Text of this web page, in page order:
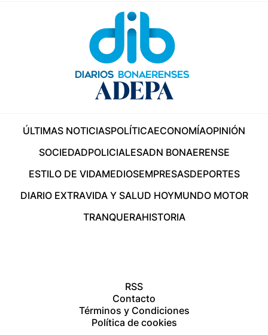
ÚLTIMAS NOTICIASPOLÍTICAECONOMÍAOPINIÓN
SOCIEDADPOLICIALESADN BONAERENSE
ESTILO DE VIDAMEDIOSEMPRESASDEPORTES
DIARIO EXTRAVIDA Y SALUD HOYMUNDO MOTOR
TRANQUERAHISTORIA
RSS
Contacto
Términos y Condiciones
Política de cookies